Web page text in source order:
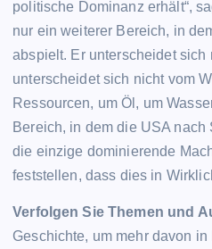
politische Dominanz erhält“,
nur ein weiterer Bereich, in
abspielt. Er unterscheidet sich
unterscheidet sich nicht vom
Ressourcen, um Öl, um
Bereich, in dem die USA nach
die einzige dominierende
feststellen, dass dies in
Verfolgen Sie Themen und
Geschichte, um mehr davon